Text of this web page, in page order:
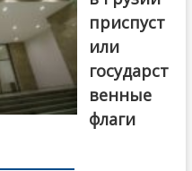
приспуст
или
государст
венные
флаги